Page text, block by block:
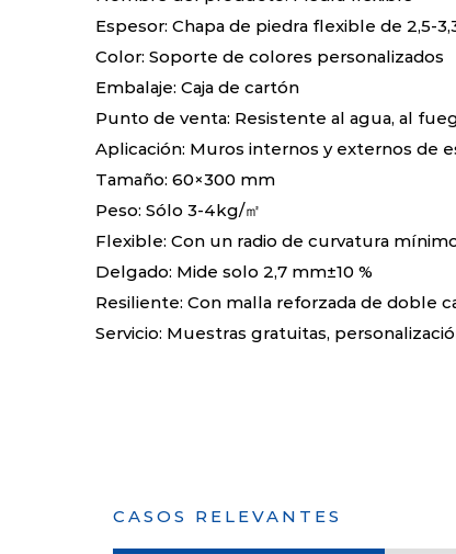
Espesor: Chapa de piedra flexible de 2,5-
Color: Soporte de colores personalizados
Embalaje: Caja de cartón
Punto de venta: Resistente al agua, al
Aplicación: Muros internos y externos de
Tamaño: 60×300 mm
Peso: Sólo 3-4kg/㎡
Flexible: Con un radio de curvatura
Delgado: Mide solo 2,7 mm±10 %
Resiliente: Con malla reforzada de doble
Servicio: Muestras gratuitas,
CASOS RELEVANTES